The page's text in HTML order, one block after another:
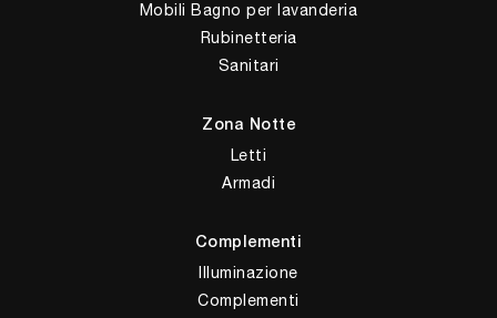
Mobili Bagno per lavanderia
Rubinetteria
Sanitari
Zona Notte
Letti
Armadi
Complementi
Illuminazione
Complementi